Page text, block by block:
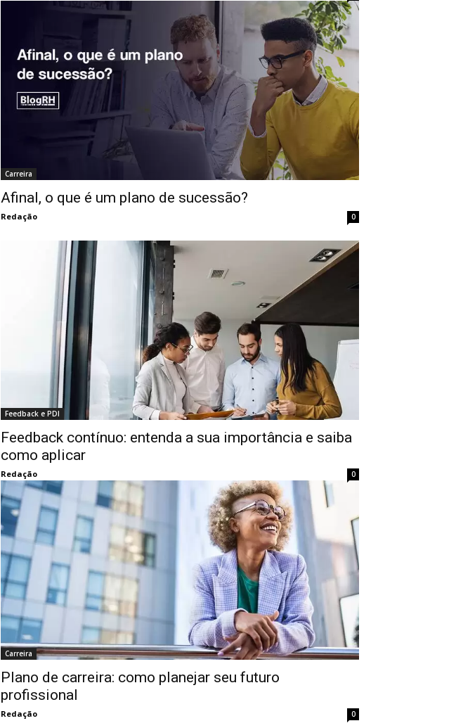
Carreira
Afinal, o que é um plano de sucessão?
Redação 0
Feedback e PDI
Feedback contínuo: entenda a sua importância e saiba
como aplicar
Redação 0
Carreira
Plano de carreira: como planejar seu futuro
profissional
Redação 0